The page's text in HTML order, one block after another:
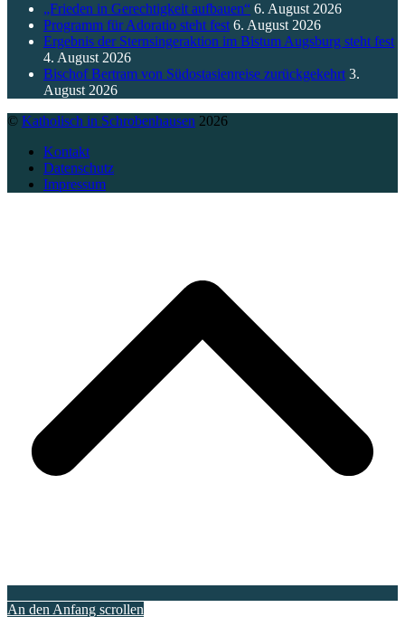
„Frieden in Gerechtigkeit aufbauen“ 6. August 2026
Programm für Adoratio steht fest 6. August 2026
Ergebnis der Sternsingeraktion im Bistum Augsburg steht fest
4. August 2026
Bischof Bertram von Südostasienreise zurückgekehrt 3.
August 2026
© Katholisch in Schrobenhausen 2026
Kontakt
Datenschutz
Impressum
An den Anfang scrollen